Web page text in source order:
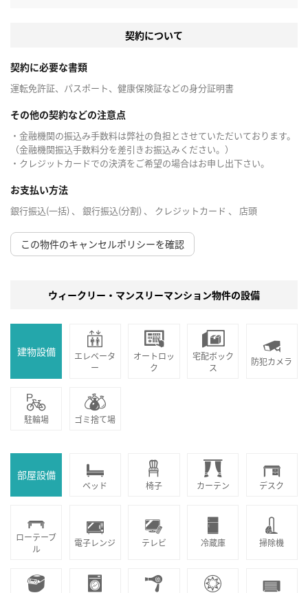
契約について
契約に必要な書類
運転免許証、パスポート、健康保険証などの身分証明書
その他の契約などの注意点
・金融機関の振込み手数料は弊社の負担とさせていただいております。
（金融機関振込手数料分を差引きお振込みください。）
・クレジットカードでの決済をご希望の場合はお申し出下さい。
お支払い方法
銀行振込(一括) 、 銀行振込(分割) 、 クレジットカード 、 店頭
この物件のキャンセルポリシーを確認
ウィークリー・マンスリーマンション物件の設備
建物設備
エレベータ
ー
オートロッ
ク
宅配ボック
ス
防犯カメラ
駐輪場 ゴミ捨て場
部屋設備
ベッド 椅子 カーテン デスク
ローテーブ
ル
電子レンジ テレビ 冷蔵庫 掃除機